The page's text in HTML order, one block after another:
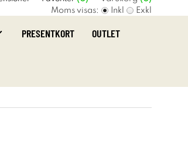
Moms visas: Inkl Exkl
PRESENTKORT OUTLET